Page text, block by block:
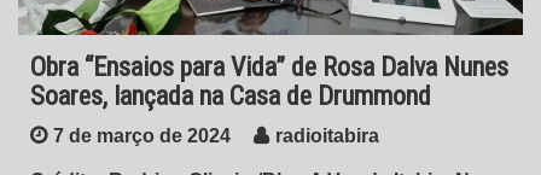
Obra “Ensaios para Vida” de Rosa Dalva Nunes
Soares, lançada na Casa de Drummond
7 de março de 2024 radioitabira